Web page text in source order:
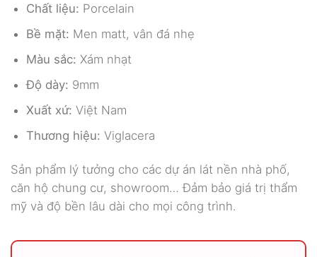
Chất liệu: Porcelain
Bề mặt: Men matt, vân đá nhẹ
Màu sắc: Xám nhạt
Độ dày: 9mm
Xuất xứ: Việt Nam
Thương hiệu: Viglacera
Sản phẩm lý tưởng cho các dự án lát nền nhà phố,
căn hộ chung cư, showroom… Đảm bảo giá trị thẩm
mỹ và độ bền lâu dài cho mọi công trình.